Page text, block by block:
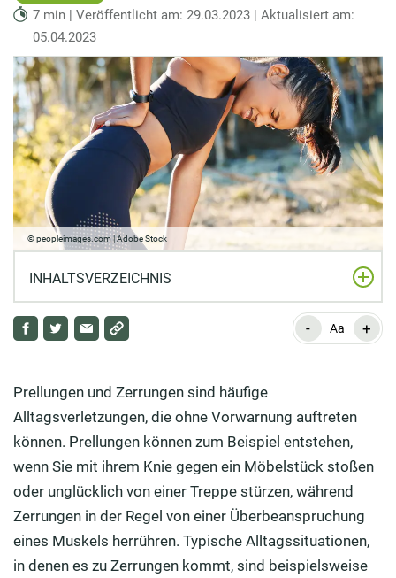
7 min | Veröffentlicht am: 29.03.2023 | Aktualisiert am:
05.04.2023
© peopleimages.com | Adobe Stock
INHALTSVERZEICHNIS
Was ist der Unterschied zwischen Prellungen,
Wann sollte man bei Prellungen und Zerrungen einen
Arzt aufsuchen?
Welche Behandlungsmaßnahmen sind bei Prellungen
und Zerrungen zielführend?
Wie hilft die PECH-Regel wirksam bei der
Behandlung?
Wie können Hausmittel, Homöopathie und
- Aa +
Prellungen und Zerrungen sind häufige
Alltagsverletzungen, die ohne Vorwarnung auftreten
können. Prellungen können zum Beispiel entstehen,
wenn Sie mit ihrem Knie gegen ein Möbelstück stoßen
oder unglücklich von einer Treppe stürzen, während
Zerrungen in der Regel von einer Überbeanspruchung
eines Muskels herrühren. Typische Alltagssituationen,
in denen es zu Zerrungen kommt, sind beispielsweise